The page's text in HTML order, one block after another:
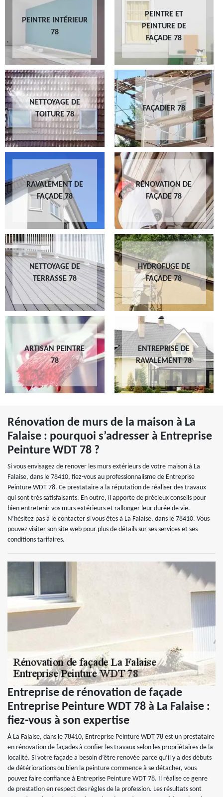
PEINTRE INTÉRIEUR
78
PEINTRE ET
PEINTURE DE
FAÇADE 78
NETTOYAGE DE
TOITURE 78
FAÇADIER 78
RAVALEMENT DE
FAÇADE 78
RÉNOVATION DE
FAÇADE 78
NETTOYAGE DE
TERRASSE 78
HYDROFUGE DE
FAÇADE 78
ARTISAN PEINTRE
78
ENTREPRISE DE
RAVALEMENT 78
Rénovation de murs de la maison à La
Falaise : pourquoi s’adresser à Entreprise
Peinture WDT 78 ?
Si vous envisagez de renover les murs extérieurs de votre maison à La
Falaise, dans le 78410, fiez-vous au professionnalisme de Entreprise
Peinture WDT 78. Ce prestataire a la réputation de réaliser des travaux
qui sont très satisfaisants. En outre, il apporte de précieux conseils pour
bien entretenir vos murs extérieurs et rallonger leur durée de vie.
N’hésitez pas à le contacter si vous êtes à La Falaise, dans le 78410. Vous
pouvez visiter son site web pour plus de détails sur ses services et ses
conditions tarifaires.
Entreprise de rénovation de façade
Entreprise Peinture WDT 78 à La Falaise :
fiez-vous à son expertise
À La Falaise, dans le 78410, Entreprise Peinture WDT 78 est un prestataire
en rénovation de façades à confier les travaux selon les propriétaires de la
localité. Si votre façade a besoin d’être renovée parce qu’il y a des débuts
de détériorations ou bien la peinture commence à se détacher, vous
pouvez faire confiance à Entreprise Peinture WDT 78. Il réalise ce genre
de prestation en respect des règles de la profession. Les résultats sont